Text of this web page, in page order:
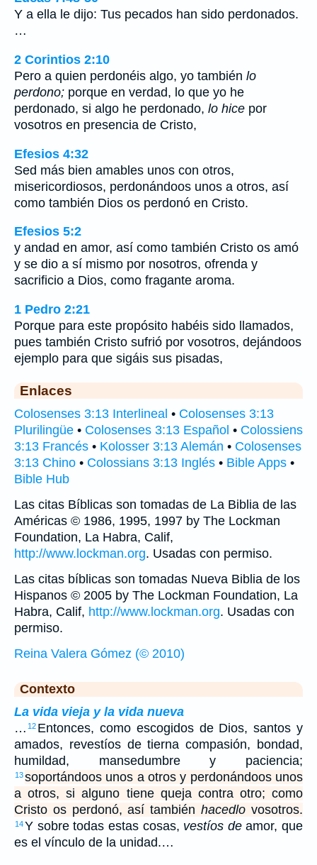
Y a ella le dijo: Tus pecados han sido perdonados.
…
2 Corintios 2:10
Pero a quien perdonéis algo, yo también lo
perdono; porque en verdad, lo que yo he
perdonado, si algo he perdonado, lo hice por
vosotros en presencia de Cristo,
Efesios 4:32
Sed más bien amables unos con otros,
misericordiosos, perdonándoos unos a otros, así
como también Dios os perdonó en Cristo.
Efesios 5:2
y andad en amor, así como también Cristo os amó
y se dio a sí mismo por nosotros, ofrenda y
sacrificio a Dios, como fragante aroma.
1 Pedro 2:21
Porque para este propósito habéis sido llamados,
pues también Cristo sufrió por vosotros, dejándoos
ejemplo para que sigáis sus pisadas,
Enlaces
Colosenses 3:13 Interlineal • Colosenses 3:13
Plurilingüe • Colosenses 3:13 Español • Colossiens
3:13 Francés • Kolosser 3:13 Alemán • Colosenses
3:13 Chino • Colossians 3:13 Inglés • Bible Apps •
Bible Hub
Las citas Bíblicas son tomadas de La Biblia de las
Américas © 1986, 1995, 1997 by The Lockman
Foundation, La Habra, Calif,
http://www.lockman.org. Usadas con permiso.
Las citas bíblicas son tomadas Nueva Biblia de los
Hispanos © 2005 by The Lockman Foundation, La
Habra, Calif, http://www.lockman.org. Usadas con
permiso.
Reina Valera Gómez (© 2010)
Contexto
La vida vieja y la vida nueva
… 12 Entonces, como escogidos de Dios, santos y
amados, revestíos de tierna compasión, bondad,
humildad, mansedumbre y paciencia;
13soportándoos unos a otros y perdonándoos unos
a otros, si alguno tiene queja contra otro; como
Cristo os perdonó, así tambiénhacedlo vosotros.
14Y sobre todas estas cosas, vestíos deamor, que
es el vínculo de la unidad.…